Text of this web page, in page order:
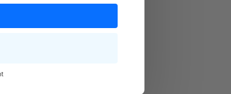
Alle auswählen